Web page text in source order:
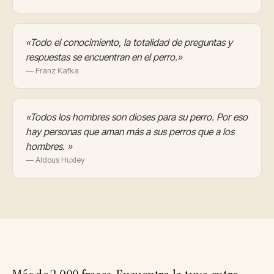
«Todo el conocimiento, la totalidad de preguntas y
respuestas se encuentran en el perro.»
— Franz Kafka
«Todos los hombres son dioses para su perro. Por eso
hay personas que aman más a sus perros que a los
hombres. »
— Aldous Huxley